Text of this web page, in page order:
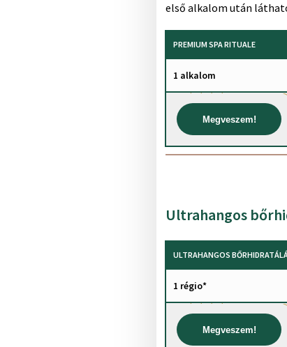
első alkalom után
PREMIUM SPA RITUALE
1 alkalom
Megveszem!
Ultrahangos
ULTRAHANGOS
1 régio*
Megveszem!